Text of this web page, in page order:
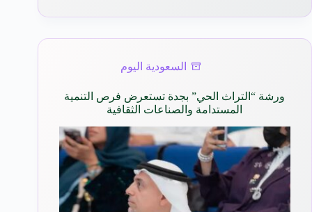
السعودية اليوم
ورشة “التراث الحي” بجدة تستعرض فرص التنمية
المستدامة والصناعات الثقافية